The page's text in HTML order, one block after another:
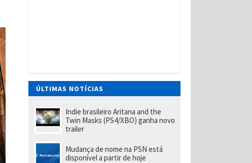
ÚLTIMAS NOTÍCIAS
Indie brasileiro Aritana and the
Twin Masks (PS4/XBO) ganha novo
trailer
Mudança de nome na PSN está
disponível a partir de hoje